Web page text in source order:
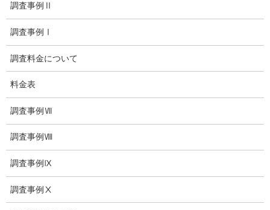
探偵日記
夫婦の信頼関係
お知らせ
いじめ相談
子供の虐待
児童虐待防止対策
子供のいじめ相談
いじめ相談・愛知県名古屋
調査事例Ⅱ
調査事例Ⅰ
調査料金について
料金表
調査事例Ⅶ
調査事例Ⅷ
調査事例Ⅸ
調査事例Ⅹ